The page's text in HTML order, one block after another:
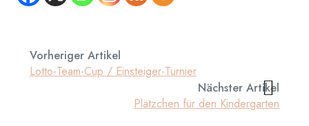
Vorheriger Artikel
Lotto-Team-Cup / Einsteiger-Turnier
Nächster Artikel
Plätzchen für den Kindergarten